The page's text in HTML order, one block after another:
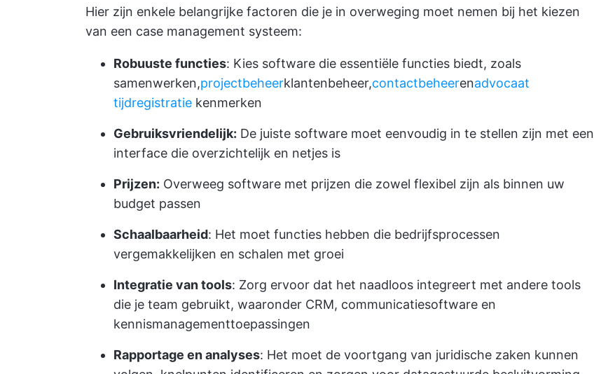
Hier zijn enkele belangrijke factoren die je in overweging moet nemen bij het kiezen
van een case management systeem:
Robuuste functies: Kies software die essentiële functies biedt, zoals
samenwerken,projectbeheerklantenbeheer,contactbeheerenadvocaat
tijdregistratie kenmerken
Gebruiksvriendelijk: De juiste software moet eenvoudig in te stellen zijn met een
interface die overzichtelijk en netjes is
Prijzen: Overweeg software met prijzen die zowel flexibel zijn als binnen uw
budget passen
Schaalbaarheid: Het moet functies hebben die bedrijfsprocessen
vergemakkelijken en schalen met groei
Integratie van tools: Zorg ervoor dat het naadloos integreert met andere tools
die je team gebruikt, waaronder CRM, communicatiesoftware en
kennismanagementtoepassingen
Rapportage en analyses: Het moet de voortgang van juridische zaken kunnen